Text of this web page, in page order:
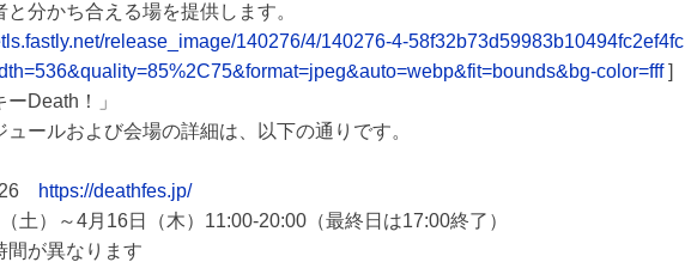
分かち合える場を提供します。
release_image/140276/4/140276-4-58f32b73d59983b10494fc2ef4fc
color=fff]
Death！」
ールおよび会場の詳細は、以下の通りです。
https://deathfes.jp/
土）～4月16日（木）11:00-20:00（最終日は17:00終了）
が異なります